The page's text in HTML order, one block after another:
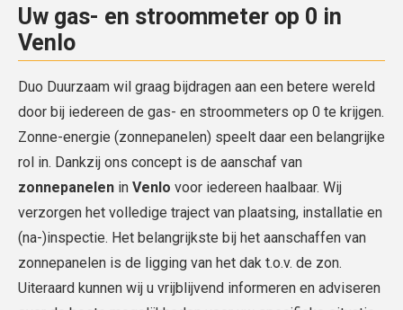
Uw gas- en stroommeter op 0 in
Venlo
Duo Duurzaam wil graag bijdragen aan een betere wereld
door bij iedereen de gas- en stroommeters op 0 te krijgen.
Zonne-energie (zonnepanelen) speelt daar een belangrijke
rol in. Dankzij ons concept is de aanschaf van
zonnepanelen in Venlo voor iedereen haalbaar. Wij
verzorgen het volledige traject van plaatsing, installatie en
(na-)inspectie. Het belangrijkste bij het aanschaffen van
zonnepanelen is de ligging van het dak t.o.v. de zon.
Uiteraard kunnen wij u vrijblijvend informeren en adviseren